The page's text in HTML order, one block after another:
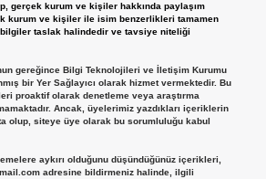
gerçek kurum ve kişiler hakkında paylaşım
kurum ve kişiler ile isim benzerlikleri tamamen
taslak halindedir ve tavsiye niteliği
gereğince Bilgi Teknolojileri ve İletişim Kurumu
bir Yer Sağlayıcı olarak hizmet vermektedir. Bu
proaktif olarak denetleme veya araştırma
Ancak, üyelerimiz yazdıkları içeriklerin
olup, siteye üye olarak bu sorumluluğu kabul
aykırı olduğunu düşündüğünüz içerikleri,
adresine bildirmeniz halinde, ilgili